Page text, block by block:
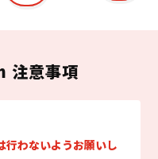
ウドサービスです。
意事項
わないようお願いし